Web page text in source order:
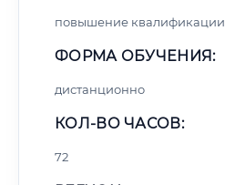
повышение квалификации
ФОРМА ОБУЧЕНИЯ:
дистанционно
КОЛ-ВО ЧАСОВ:
72